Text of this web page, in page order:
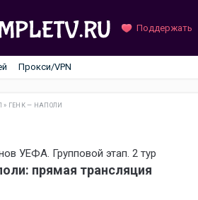
Поддержать
Прокси/VPN
» ГЕНК — НАПОЛИ
УЕФА. Групповой этап. 2 тур
прямая трансляция